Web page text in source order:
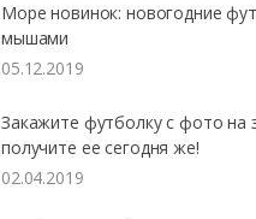
Море новинок: новогодние
мышами
05.12.2019
Закажите футболку с фото на
получите ее сегодня же!
02.04.2019